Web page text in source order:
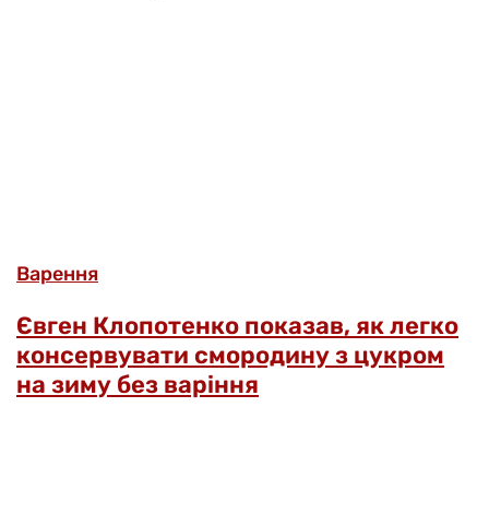
Варення
Євген Клопотенко показав, як легко
консервувати смородину з цукром
на зиму без варіння